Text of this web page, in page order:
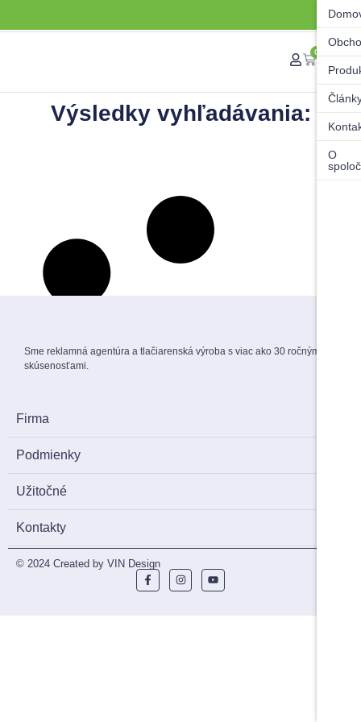
0
O
Výsledky vyhľadávania:
Sme reklamná agentúra a tlačiarenská výroba s viac ako 30 ročnými
skúsenosťami.
Firma
Podmienky
Užitočné
Kontakty
© 2024 Created by VIN Design